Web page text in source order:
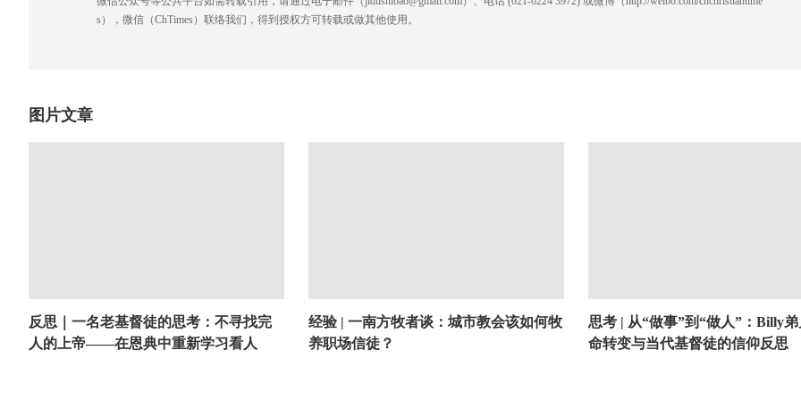
s），微信（ChTimes）联络我们，得到授权方可转载或做其他使用。
图片文章
反思｜一名老基督徒的思考：不寻找完
人的上帝——在恩典中重新学习看人
经验 | 一南方牧者谈：城市教会该如何牧
养职场信徒？
思考 | 从“做事”到“做人”：Billy
命转变与当代基督徒的信仰反思